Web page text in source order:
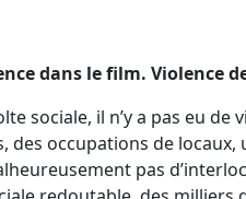
dans le film.
sociale, il n’y a pas eu
des occupations de locaux,
pas